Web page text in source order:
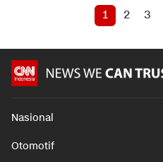
1 2 3
Nasional
Otomotif